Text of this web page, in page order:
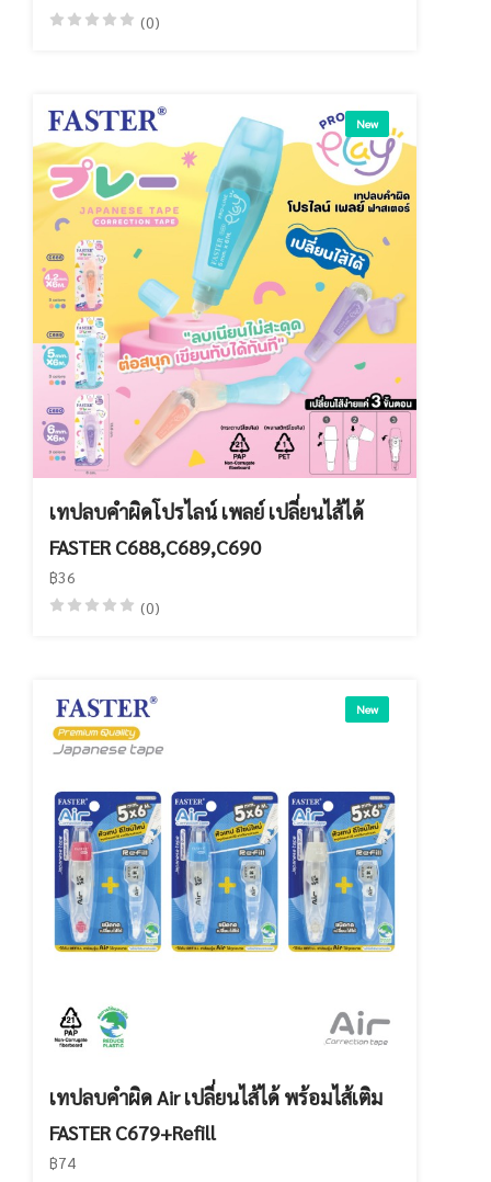
(0)
New
เทปลบคำผิดโปรไลน์ เพลย์ เปลี่ยนไส้ได้
FASTER C688,C689,C690
฿36
(0)
New
เทปลบคำผิด Air เปลี่ยนไส้ได้ พร้อมไส้เติม
FASTER C679+Refill
฿74